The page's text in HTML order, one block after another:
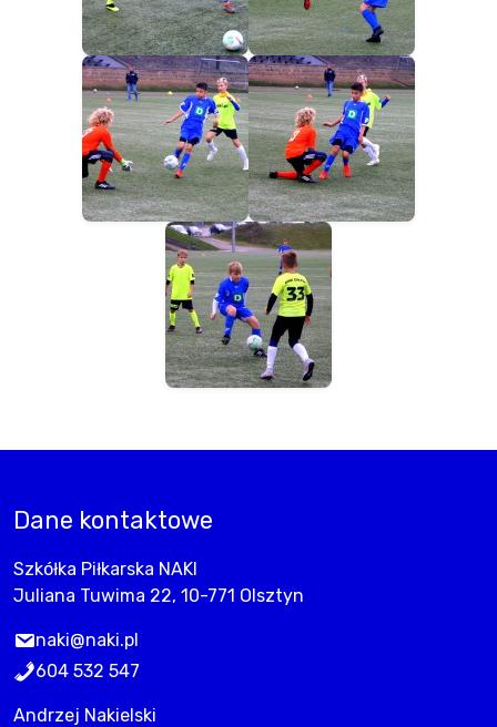
Dane kontaktowe
Szkółka Piłkarska NAKI
Juliana Tuwima 22, 10-771 Olsztyn
naki@naki.pl
604 532 547
Andrzej Nakielski